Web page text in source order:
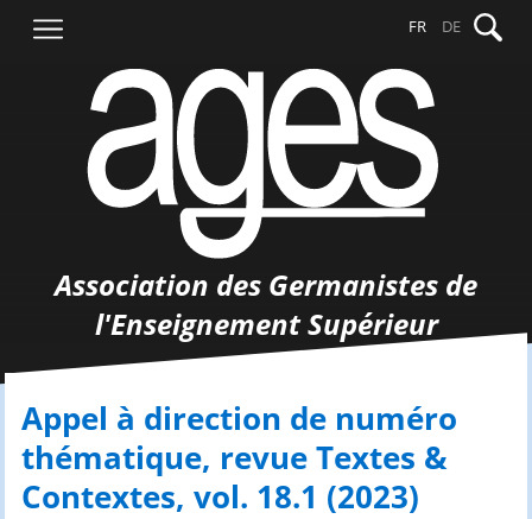
contenu
FR DE
Association des Germanistes de
l'Enseignement Supérieur
Appel à direction de numéro
thématique, revue Textes &
Contextes, vol. 18.1 (2023)